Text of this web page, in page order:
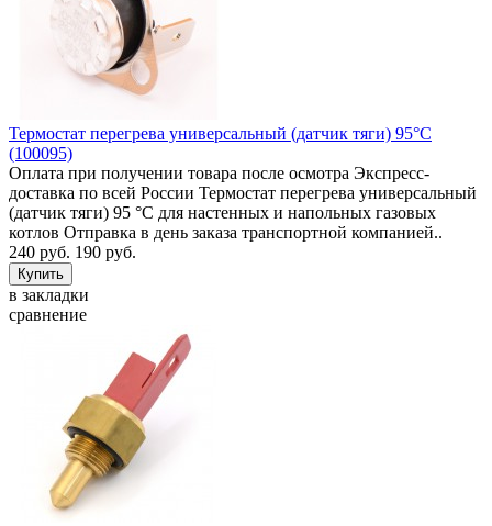
Термостат перегрева универсальный (датчик тяги) 95°C
(100095)
Оплата при получении товара после осмотра Экспресс-
доставка по всей России Термостат перегрева универсальный
(датчик тяги) 95 °C для настенных и напольных газовых
котлов Отправка в день заказа транспортной компанией..
240 руб. 190 руб.
в закладки
сравнение